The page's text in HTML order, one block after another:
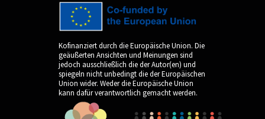
Kofinanziert durch die Europäische Union. Die
geäußerten Ansichten und Meinungen sind
jedoch ausschließlich die der Autor(en) und
spiegeln nicht unbedingt die der Europäischen
Union wider. Weder die Europäische Union
kann dafür verantwortlich gemacht werden.